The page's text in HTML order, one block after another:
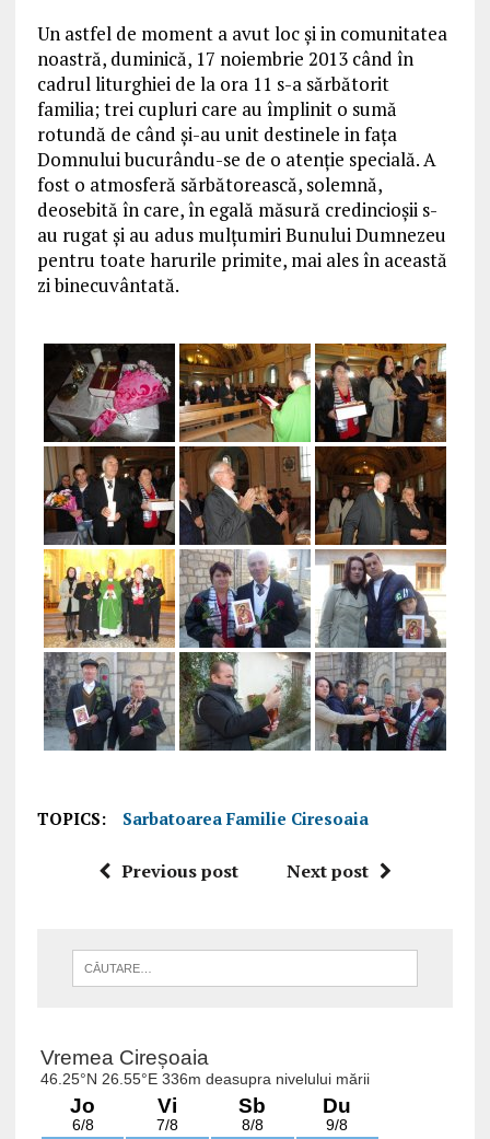
Un astfel de moment a avut loc și in comunitatea
noastră, duminică, 17 noiembrie 2013 când în
cadrul liturghiei de la ora 11 s-a sărbătorit
familia; trei cupluri care au împlinit o sumă
rotundă de când și-au unit destinele in fața
Domnului bucurându-se de o atenție specială. A
fost o atmosferă sărbătorească, solemnă,
deosebită în care, în egală măsură credincioșii s-
au rugat și au adus mulțumiri Bunului Dumnezeu
pentru toate harurile primite, mai ales în această
zi binecuvântată.
TOPICS: Sarbatoarea Familie Ciresoaia
Previous post Next post